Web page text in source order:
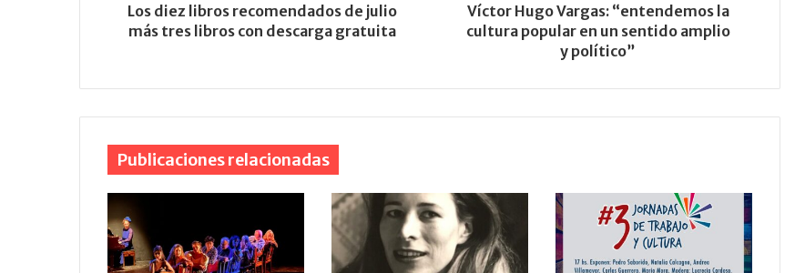
Los diez libros recomendados de julio
más tres libros con descarga gratuita
Víctor Hugo Vargas: “entendemos la
cultura popular en un sentido amplio
y político”
Publicaciones relacionadas